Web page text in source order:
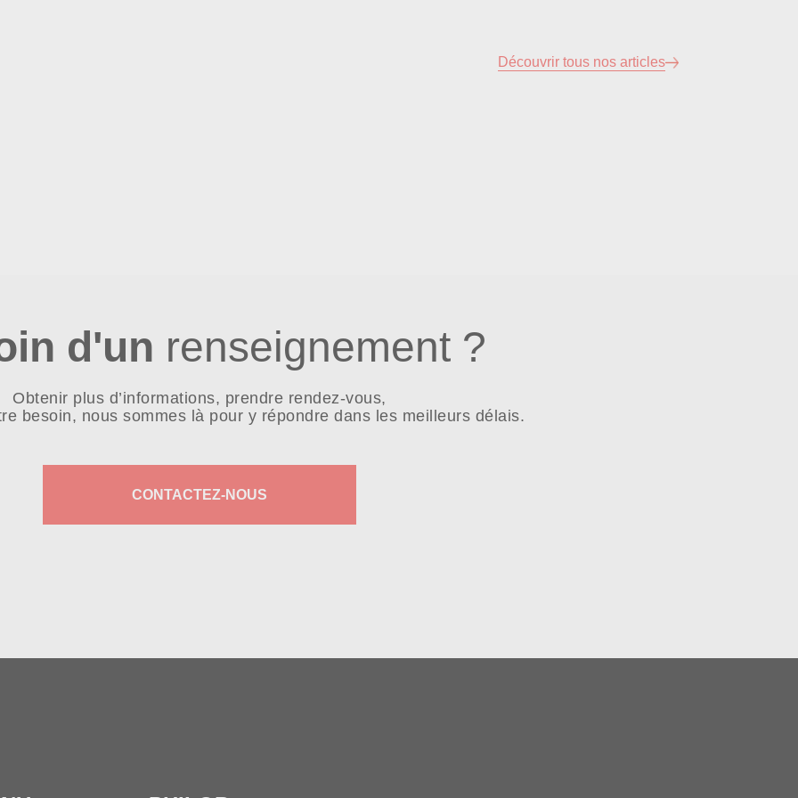
Découvrir tous nos articles
d'un renseignement ?
Obtenir plus d’informations, prendre rendez-vous,
besoin, nous sommes là pour y répondre dans les meilleurs délais.
CONTACTEZ-NOUS